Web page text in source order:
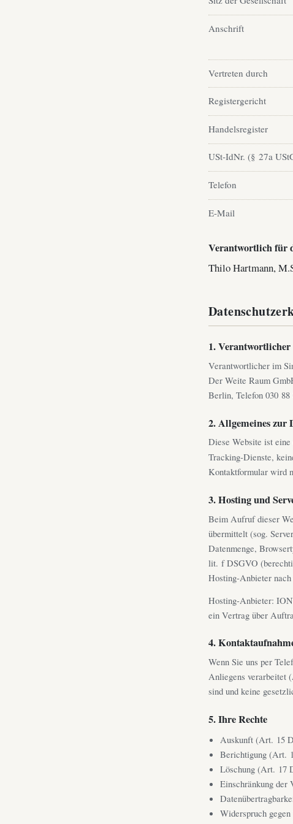
Anschrift
Vertreten durch
Registergericht
Handelsregister
USt-IdNr. (§ 27a
Telefon
E-Mail
Verantwortlich für
Thilo Hartmann,
1. Verantwortlicher
Verantwortlicher im
Der Weite Raum
Berlin, Telefon 030
2. Allgemeines zur
Diese Website ist
Tracking-Dienste,
Kontaktformular wird
3. Hosting und
Beim Aufruf dieser
übermittelt (sog.
Datenmenge,
lit. f DSGVO
Hosting-Anbieter
Hosting-Anbieter:
ein Vertrag über
4.
Wenn Sie uns per
Anliegens verarbeitet
sind und keine
5. Ihre Rechte
Auskunft (Art. 15
Berichtigung (Art.
Löschung (Art. 17
Einschränkung
Widerspruch